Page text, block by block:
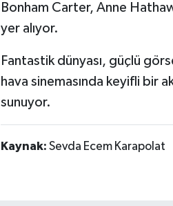
Bonham Carter, Anne
yer alıyor.
Fantastik dünyası, güçlü
hava sinemasında keyifli bir
sunuyor.
Kaynak: Sevda Ecem Karapolat